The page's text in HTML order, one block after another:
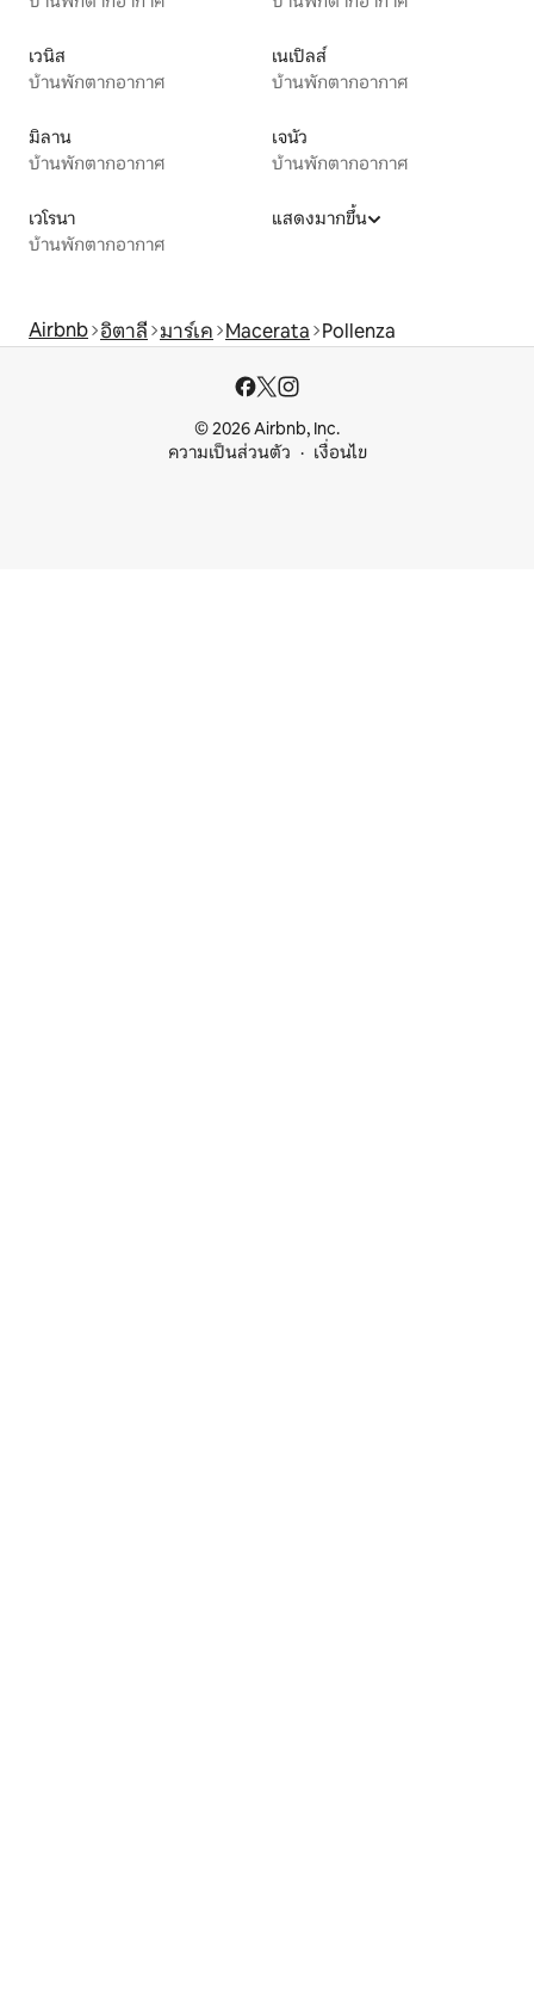
เวนิส
บ้านพักตากอากาศ
เนเปิลส์
บ้านพักตากอากาศ
มิลาน
บ้านพักตากอากาศ
เจนัว
บ้านพักตากอากาศ
เวโรนา
บ้านพักตากอากาศ
แสดงมากขึ้น
Airbnb อิตาลี มาร์เค Macerata Pollenza
© 2026 Airbnb, Inc.
ความเป็นส่วนตัว
เงื่อนไข